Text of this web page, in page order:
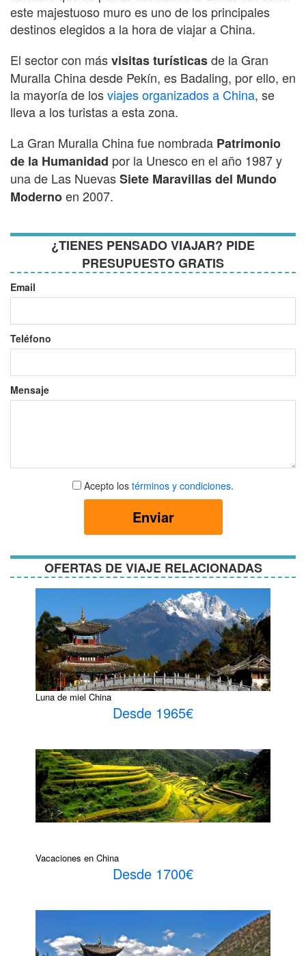
este majestuoso muro es uno de los principales
destinos elegidos a la hora de viajar a China.
El sector con másvisitas turísticasde la Gran
Muralla China desde Pekín, es Badaling, por ello, en
la mayoría de losviajes organizados a China, se
lleva a los turistas a esta zona.
La Gran Muralla China fue nombrada Patrimonio
de la Humanidad por la Unesco en el año 1987 y
una de Las NuevasSiete Maravillas del Mundo
Modernoen 2007.
¿TIENES PENSADO VIAJAR? PIDE
PRESUPUESTO GRATIS
Email
Teléfono
Mensaje
Aceptar
términos
Acepto los términos y condiciones.
Enviar
OFERTAS DE VIAJE RELACIONADAS
Luna de miel China
Desde 1965€
Vacaciones en China
Desde 1700€